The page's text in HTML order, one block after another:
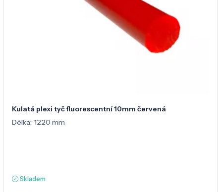
Kulatá plexi tyč fluorescentní 10mm červená
Délka: 1220 mm
Skladem